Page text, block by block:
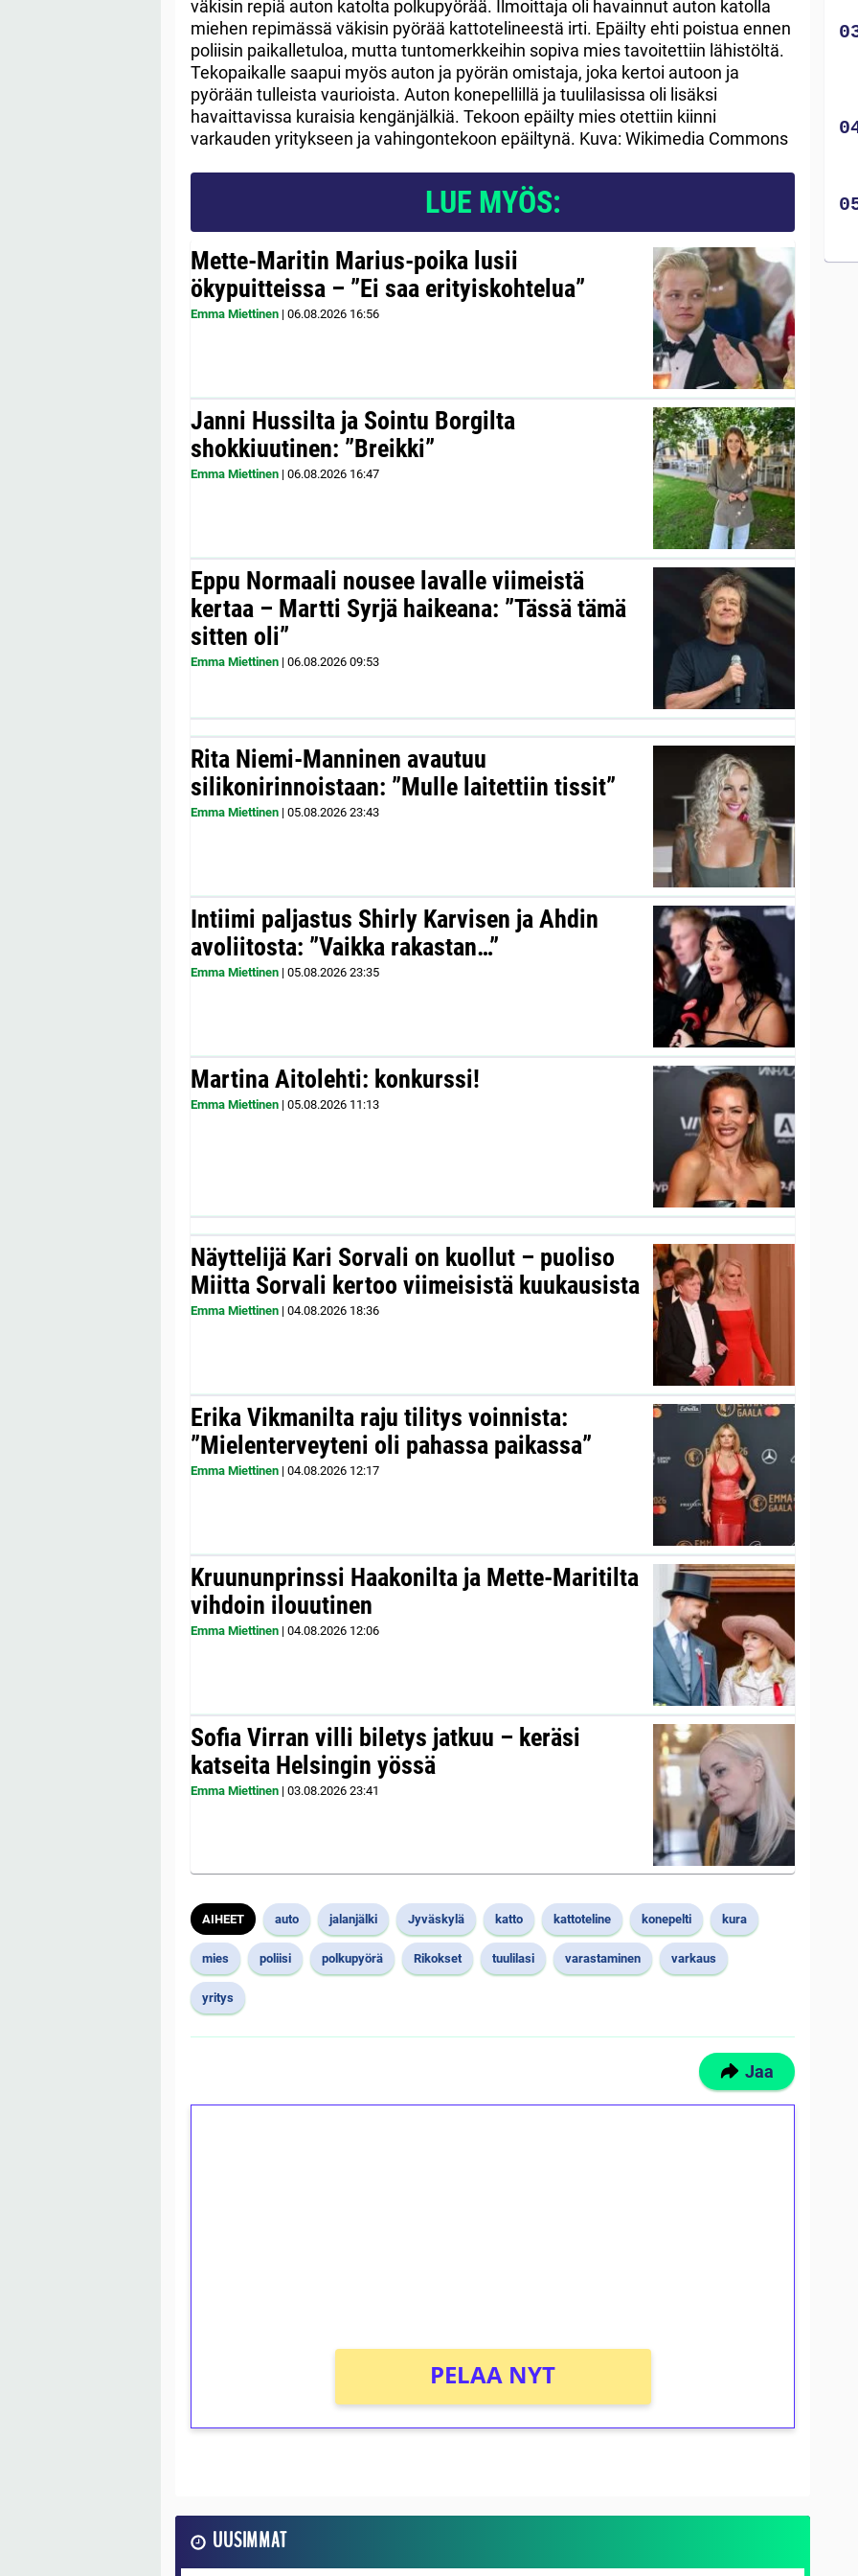
väkisin repiä auton katolta polkupyörää. Ilmoittaja oli havainnut auton katolla
miehen repimässä väkisin pyörää kattotelineestä irti. Epäilty ehti poistua ennen
poliisin paikalletuloa, mutta tuntomerkkeihin sopiva mies tavoitettiin lähistöltä.
Tekopaikalle saapui myös auton ja pyörän omistaja, joka kertoi autoon ja
pyörään tulleista vaurioista. Auton konepellillä ja tuulilasissa oli lisäksi
havaittavissa kuraisia kengänjälkiä. Tekoon epäilty mies otettiin kiinni
varkauden yritykseen ja vahingontekoon epäiltynä. Kuva: Wikimedia Commons
LUE MYÖS:
Mette-Maritin Marius-poika lusii
ökypuitteissa – ”Ei saa erityiskohtelua”
Emma Miettinen | 06.08.2026 16:56
Janni Hussilta ja Sointu Borgilta
shokkiuutinen: ”Breikki”
Emma Miettinen | 06.08.2026 16:47
Eppu Normaali nousee lavalle viimeistä
kertaa – Martti Syrjä haikeana: ”Tässä tämä
sitten oli”
Emma Miettinen | 06.08.2026 09:53
Rita Niemi-Manninen avautuu
silikonirinnoistaan: ”Mulle laitettiin tissit”
Emma Miettinen | 05.08.2026 23:43
Intiimi paljastus Shirly Karvisen ja Ahdin
avoliitosta: ”Vaikka rakastan…”
Emma Miettinen | 05.08.2026 23:35
Martina Aitolehti: konkurssi!
Emma Miettinen | 05.08.2026 11:13
Näyttelijä Kari Sorvali on kuollut – puoliso
Miitta Sorvali kertoo viimeisistä kuukausista
Emma Miettinen | 04.08.2026 18:36
Erika Vikmanilta raju tilitys voinnista:
”Mielenterveyteni oli pahassa paikassa”
Emma Miettinen | 04.08.2026 12:17
Kruununprinssi Haakonilta ja Mette-Maritilta
vihdoin ilouutinen
Emma Miettinen | 04.08.2026 12:06
Sofia Virran villi biletys jatkuu – keräsi
katseita Helsingin yössä
Emma Miettinen | 03.08.2026 23:41
AIHEET auto jalanjälki Jyväskylä katto kattoteline konepelti kura
mies poliisi polkupyörä Rikokset tuulilasi varastaminen varkaus
yritys
Jaa
PELAA NYT
UUSIMMAT